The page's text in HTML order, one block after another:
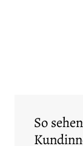
So